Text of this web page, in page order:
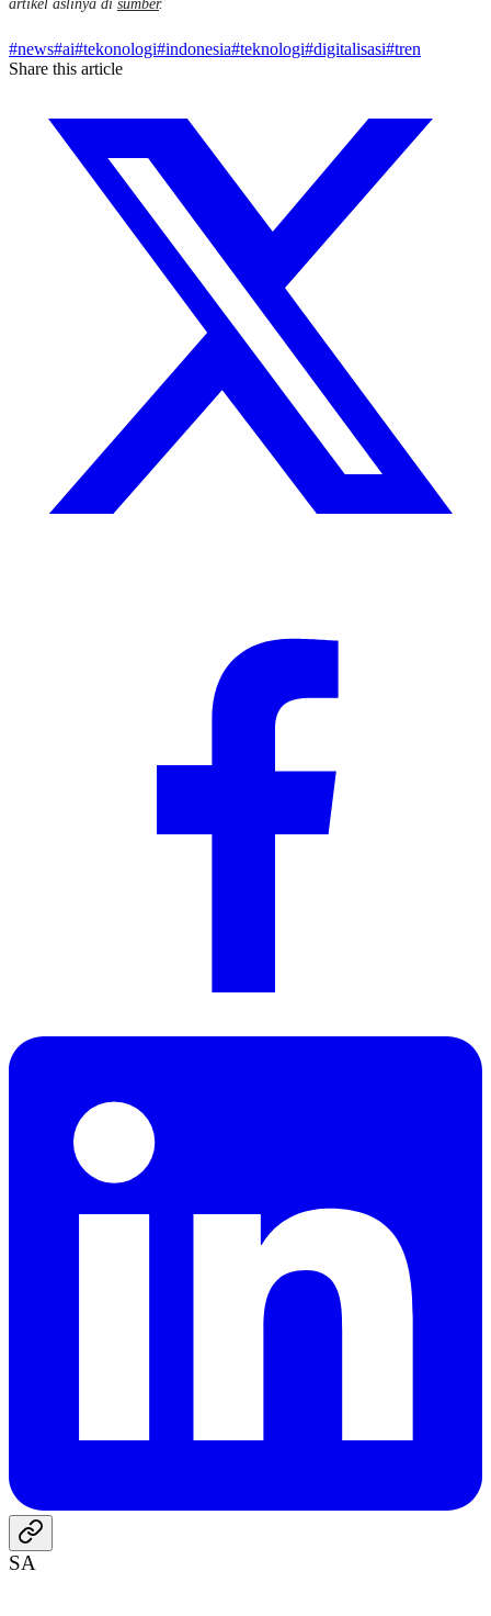
artikel aslinya di sumber.
#news#ai#tekonologi#indonesia#teknologi#digitalisasi#tren
Share this article
SA